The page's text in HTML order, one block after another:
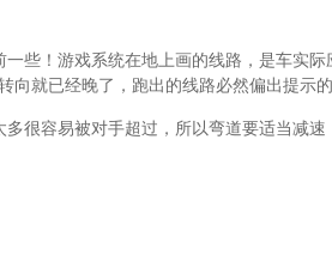
些！游戏系统在地上画的线路，是车实
就已经晚了，跑出的线路必然偏出提示的
很容易被对手超过，所以弯道要适当减
其他赛车手进行着相同的竞技。你需要用